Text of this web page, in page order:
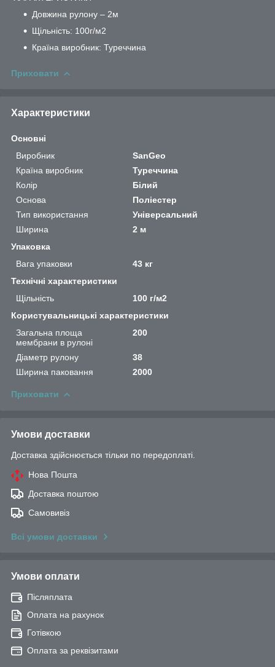
Довжина рулону – 2м
Щільність: 100г/м2
Країна виробник: Туреччина
Приховати
Характеристики
Основні
Виробник
SanGeo
Країна виробник
Туреччина
Колір
Білий
Основа
Поліестер
Тип використання
Універсальний
Ширина
2 м
Упаковка
Вага упаковки
43 кг
Технічні характеристики
Щільність
100 г/м2
Користувальницькі характеристики
Загальна площа
мембрани в рулоні
200
Діаметр рулону
38
Ширина паковання
2000
Приховати
Умови доставки
Доставка здійснюється тільки по передоплаті.
Нова Пошта
Доставка поштою
Самовивіз
Всі умови доставки
Умови оплати
Післяплата
Оплата на рахунок
Готівкою
Оплата за реквізитами